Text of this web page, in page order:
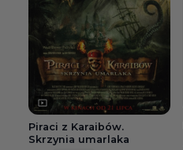
Piraci z Karaibów.
Skrzynia umarlaka